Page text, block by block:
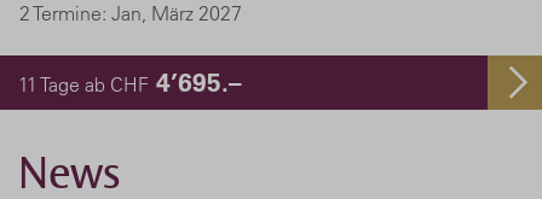
2 Termine: Jan, März 2027
11 Tage ab CHF 4’695.–
News